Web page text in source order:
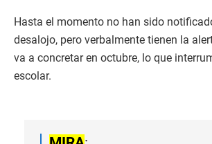
Hasta el momento no han sido
desalojo, pero verbalmente tienen la
va a concretar en octubre, lo que
escolar.